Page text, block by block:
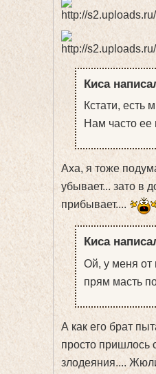
Киса
Кстати, есть
Нам часто ее
Аха, я тоже
убывает... зато в
прибывает....
Киса
Ой, у меня от
прям масть
А как его брат
просто пришлось
злодеяния....